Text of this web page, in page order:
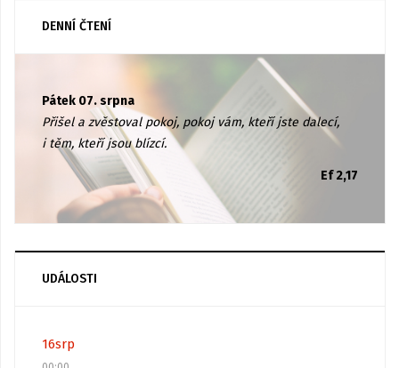
DENNÍ ČTENÍ
Pátek 07. srpna
Přišel a zvěstoval pokoj, pokoj vám, kteří jste dalecí,
i těm, kteří jsou blízcí.
Ef 2,17
UDÁLOSTI
16srp